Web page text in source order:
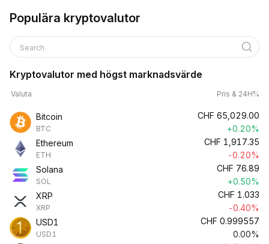
Populära kryptovalutor
Search
Kryptovalutor med högst marknadsvärde
Valuta Pris & 24H%
Bitcoin
BTC
CHF 65,029.00
+0.20%
Ethereum
ETH
CHF 1,917.35
-0.20%
Solana
SOL
CHF 76.89
+0.50%
XRP
XRP
CHF 1.033
-0.40%
USD1
USD1
CHF 0.999557
0.00%